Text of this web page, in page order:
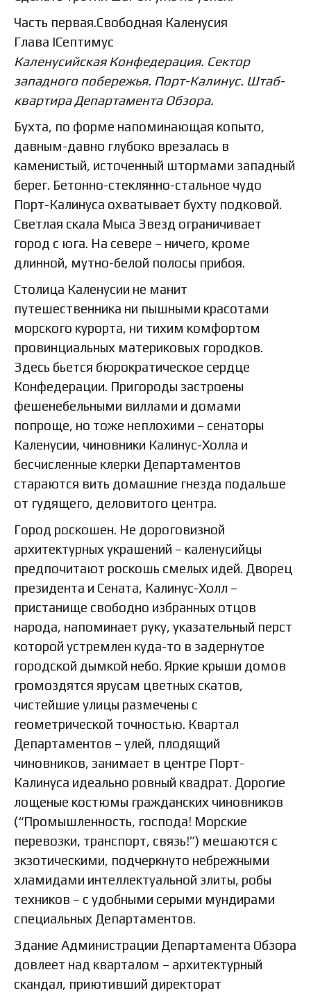
Часть первая.Свободная Каленусия
Глава IСептимус
Каленусийская Конфедерация. Сектор
западного побережья. Порт-Калинус. Штаб-
квартира Департамента Обзора.
Бухта, по форме напоминающая копыто,
давным-давно глубоко врезалась в
каменистый, источенный штормами западный
берег. Бетонно-стеклянно-стальное чудо
Порт-Калинуса охватывает бухту подковой.
Светлая скала Мыса Звезд ограничивает
город с юга. На севере – ничего, кроме
длинной, мутно-белой полосы прибоя.
Столица Каленусии не манит
путешественника ни пышными красотами
морского курорта, ни тихим комфортом
провинциальных материковых городков.
Здесь бьется бюрократическое сердце
Конфедерации. Пригороды застроены
фешенебельными виллами и домами
попроще, но тоже неплохими – сенаторы
Каленусии, чиновники Калинус-Холла и
бесчисленные клерки Департаментов
стараются вить домашние гнезда подальше
от гудящего, деловитого центра.
Город роскошен. Не дороговизной
архитектурных украшений – каленусийцы
предпочитают роскошь смелых идей. Дворец
президента и Сената, Калинус-Холл –
пристанище свободно избранных отцов
народа, напоминает руку, указательный перст
которой устремлен куда-то в задернутое
городской дымкой небо. Яркие крыши домов
громоздятся ярусам цветных скатов,
чистейшие улицы размечены с
геометрической точностью. Квартал
Департаментов – улей, плодящий
чиновников, занимает в центре Порт-
Калинуса идеально ровный квадрат. Дорогие
лощеные костюмы гражданских чиновников
(“Промышленность, господа! Морские
перевозки, транспорт, связь!”) мешаются с
экзотическими, подчеркнуто небрежными
хламидами интеллектуальной элиты, робы
техников – с удобными серыми мундирами
специальных Департаментов.
Здание Администрации Департамента Обзора
довлеет над кварталом – архитектурный
скандал, приютивший директорат